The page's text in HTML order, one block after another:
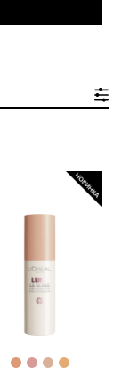
[Color]: #dc9a76
[Color]:
[Color]:
[Color]: